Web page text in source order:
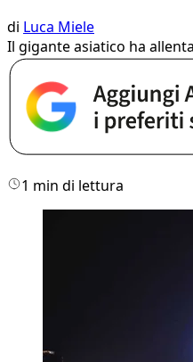
di Luca Miele
Il gigante asiatico ha
1 min di lettura